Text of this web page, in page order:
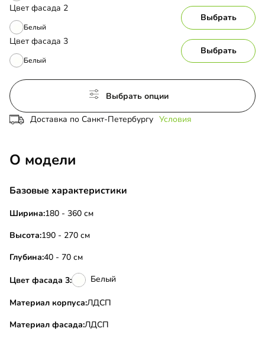
Цвет фасада 2
Белый
Выбрать
Цвет фасада 3
Белый
Выбрать
Выбрать опции
Доставка по Санкт-Петербургу Условия
О модели
Базовые характеристики
Ширина:180 - 360 см
Высота:190 - 270 см
Глубина:40 - 70 см
Цвет фасада 3: Белый
Материал корпуса:ЛДСП
Материал фасада:ЛДСП